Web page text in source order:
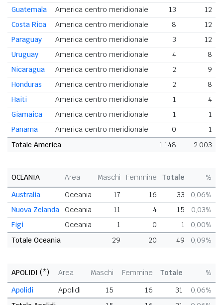
Guatemala
America centro meridionale 13
12
Costa Rica
America centro meridionale 8
12
Paraguay
America centro meridionale 3
12
Uruguay
America centro meridionale 4
8
Nicaragua
America centro meridionale 2
9
Honduras
America centro meridionale 2
8
Haiti
America centro meridionale 1
4
Giamaica
America centro meridionale 1
1
Panama
America centro meridionale 0
1
Totale America
1.148 2.003
OCEANIA Area Maschi Femmine Totale
%
Australia
Oceania 17 16 33
0,06%
Nuova Zelanda
Oceania 11 4 15
0,03%
Figi
Oceania 1 0 1
0,00%
Totale Oceania
29 20 49 0,09%
APOLIDI (*) Area Maschi Femmine Totale
%
Apolidi
Apolidi 15 16 31
0,06%